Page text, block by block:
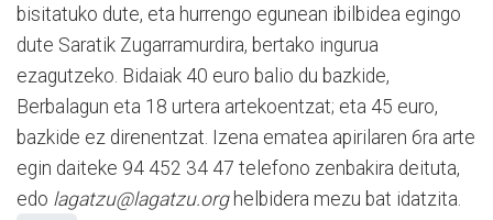
bisitatuko dute, eta hurrengo egunean ibilbidea egingo
dute Saratik Zugarramurdira, bertako ingurua
ezagutzeko. Bidaiak 40 euro balio du bazkide,
Berbalagun eta 18 urtera artekoentzat; eta 45 euro,
bazkide ez direnentzat. Izena ematea apirilaren 6ra arte
egin daiteke 94 452 34 47 telefono zenbakira deituta,
edo lagatzu@lagatzu.orghelbidera mezu bat idatzita.